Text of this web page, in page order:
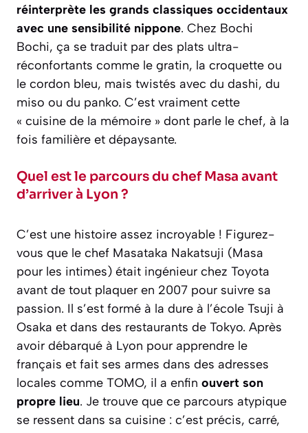
réinterprète les grands classiques occidentaux
avec une sensibilité nippone. Chez Bochi
Bochi, ça se traduit par des plats ultra-
réconfortants comme le gratin, la croquette ou
le cordon bleu, mais twistés avec du dashi, du
miso ou du panko. C’est vraiment cette
« cuisine de la mémoire » dont parle le chef, à la
fois familière et dépaysante.
Quel est le parcours du chef Masa avant
d’arriver à Lyon ?
C’est une histoire assez incroyable ! Figurez-
vous que le chef Masataka Nakatsuji (Masa
pour les intimes) était ingénieur chez Toyota
avant de tout plaquer en 2007 pour suivre sa
passion. Il s’est formé à la dure à l’école Tsuji à
Osaka et dans des restaurants de Tokyo. Après
avoir débarqué à Lyon pour apprendre le
français et fait ses armes dans des adresses
locales comme TOMO, il a enfin ouvert son
propre lieu. Je trouve que ce parcours atypique
se ressent dans sa cuisine : c’est précis, carré,